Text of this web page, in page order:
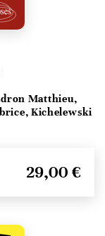
Matthieu,
Kichelewski
29,00 €